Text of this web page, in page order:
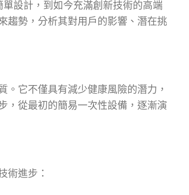
設計，到如今充滿創新技術的高端
趨勢，分析其對用戶的影響、潛在挑
它不僅具有減少健康風險的潛力，
，從最初的簡易一次性設備，逐漸演
術進步：